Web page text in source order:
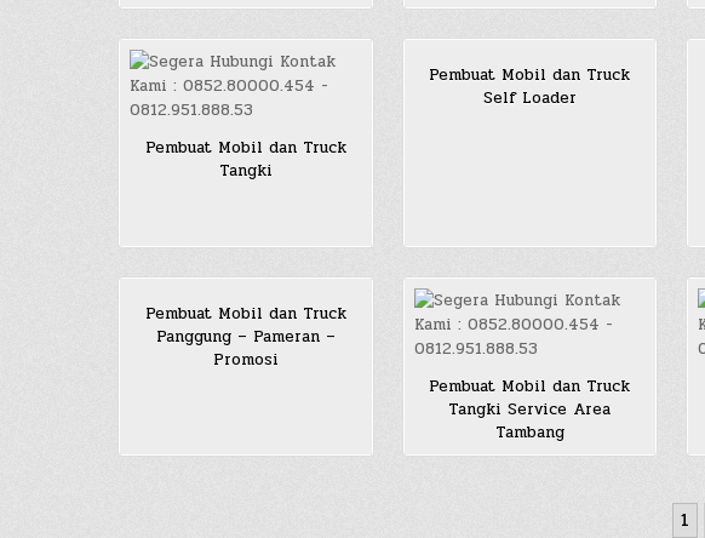
Pembuat Mobil dan Truck
Tangki
Pembuat Mobil dan Truck
Self Loader
Pembuat Mobil dan Truck
Panggung – Pameran –
Promosi
Pembuat Mobil dan Truck
Tangki Service Area
Tambang
1